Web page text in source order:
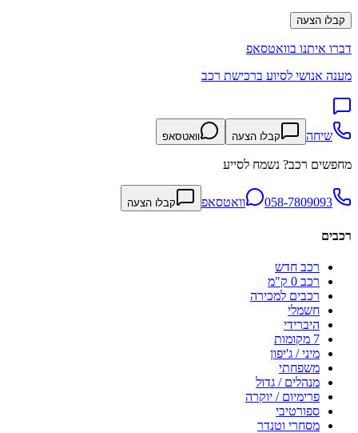
קבלו הצעה
דברו איתנו בוואטסאפ
מענה אנושי לסיוע ברכישת רכב
שיחה קבלו הצעה וואטסאפ
מחפשים רכב? נשמח לסייע
058-7809093 וואטסאפ קבלו הצעה
רכבים
רכב חדש
רכב 0 ק"מ
רכבים למכירה
חשמלי
היברידי
7 מקומות
מיני / ג'יפון
משפחתי
מנהלים / גדול
פרימיום / יוקרה
ספורטיבי
מסחרי וטנדר